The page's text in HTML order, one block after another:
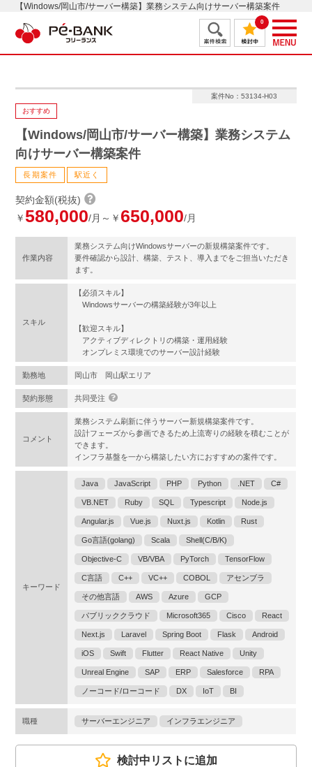
【Windows/岡山市/サーバー構築】業務システム向けサーバー構築案件
0
案件No：53134-H03
おすすめ
【Windows/岡山市/サーバー構築】業務システム
向けサーバー構築案件
長期案件 駅近く
契約金額(税抜)
￥580,000/月～￥ 650,000/月
作業内容
業務システム向けWindowsサーバーの新規構築案件です。
要件確認から設計、構築、テスト、導入までをご担当いただき
ます。
スキル
【必須スキル】
Windowsサーバーの構築経験が3年以上
【歓迎スキル】
アクティブディレクトリの構築・運用経験
オンプレミス環境でのサーバー設計経験
勤務地 岡山市 岡山駅エリア
契約形態 共同受注
コメント
業務システム刷新に伴うサーバー新規構築案件です。
設計フェーズから参画できるため上流寄りの経験を積むことが
できます。
インフラ基盤を一から構築したい方におすすめの案件です。
キーワード
Java JavaScript PHP Python .NET C#
VB.NET Ruby SQL Typescript Node.js
Angular.js Vue.js Nuxt.js Kotlin Rust
Go言語(golang) Scala Shell(C/B/K)
Objective-C VB/VBA PyTorch TensorFlow
C言語 C++ VC++ COBOL アセンブラ
その他言語 AWS Azure GCP
パブリッククラウド Microsoft365 Cisco React
Next.js Laravel Spring Boot Flask Android
iOS Swift Flutter React Native Unity
Unreal Engine SAP ERP Salesforce RPA
ノーコード/ローコード DX IoT BI
職種 サーバーエンジニア インフラエンジニア
検討中リストに追加